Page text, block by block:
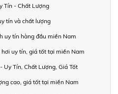
Tín - Chất Lượng
tín và chất lượng
uy tín hàng đầu miền Nam
uy tín, giá tốt tại miền Nam
Uy Tín, Chất Lượng, Giá Tốt
cao, giá tốt tại miền Nam